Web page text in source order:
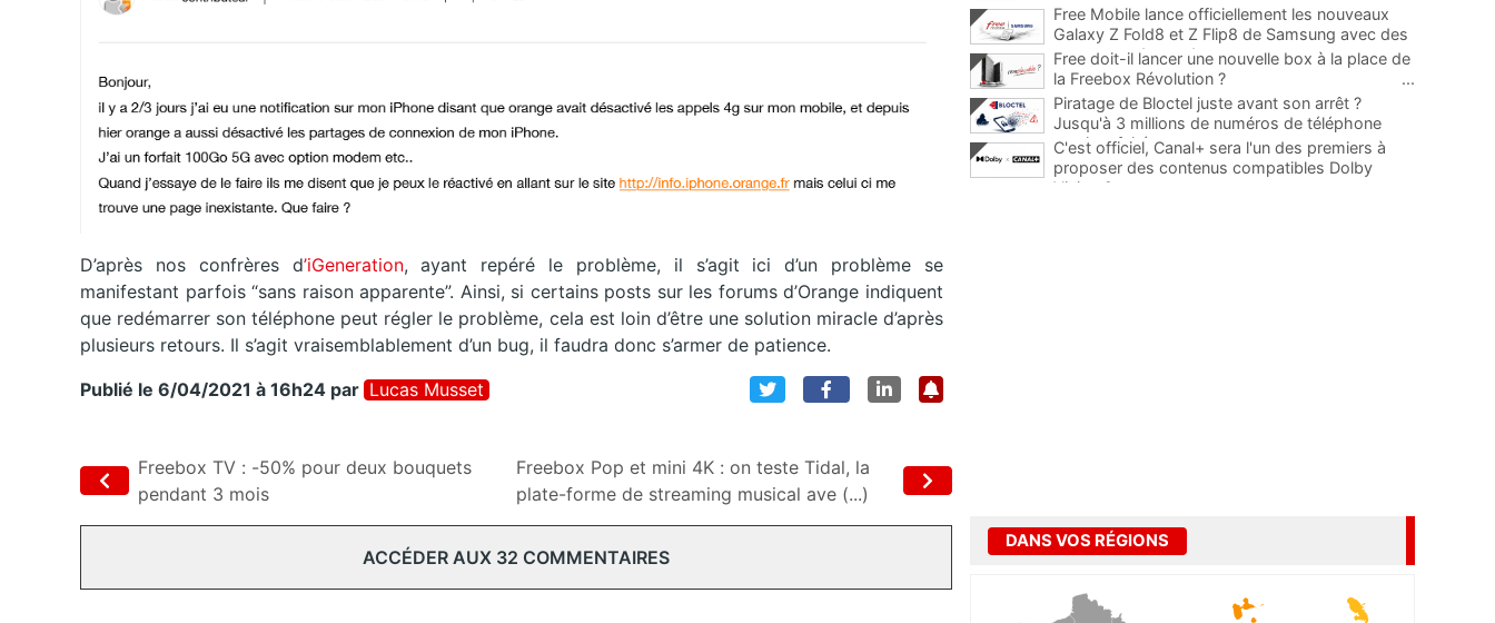
D’après nos confrères d’iGeneration, ayant repéré le problème, il s’agit ici d’un problème se
manifestant parfois “sans raison apparente”. Ainsi, si certains posts sur les forums d’Orange indiquent
que redémarrer son téléphone peut régler le problème, cela est loin d’être une solution miracle d’après
plusieurs retours. Il s’agit vraisemblablement d’un bug, il faudra donc s’armer de patience.
Publié le 6/04/2021 à 16h24 par Lucas Musset
Freebox TV : -50% pour deux bouquets
pendant 3 mois
Freebox Pop et mini 4K : on teste Tidal, la
plate-forme de streaming musical ave (...)
ACCÉDER AUX 32 COMMENTAIRES
Free Mobile lance officiellement les nouveaux
Galaxy Z Fold8 et Z Flip8 de Samsung avec des
promos et des cadeaux
...
Free doit-il lancer une nouvelle box à la place de
la Freebox Révolution ?
...
Piratage de Bloctel juste avant son arrêt ?
Jusqu'à 3 millions de numéros de téléphone
auraient fuité
C'est officiel, Canal+ sera l'un des premiers à
proposer des contenus compatibles Dolby
Vision 2
DANS VOS RÉGIONS